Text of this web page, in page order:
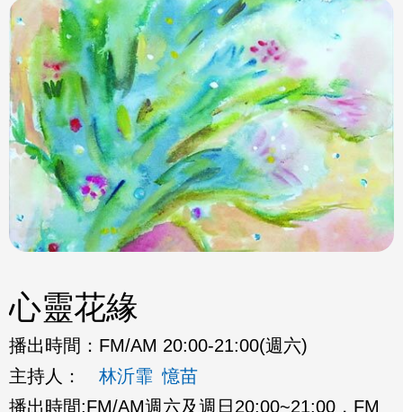
心靈花緣
播出時間： FM/AM 20:00-21:00(週六)
主持人：
林沂霏 憶苗
播出時間:FM/AM週六及週日20:00~21:00，FM